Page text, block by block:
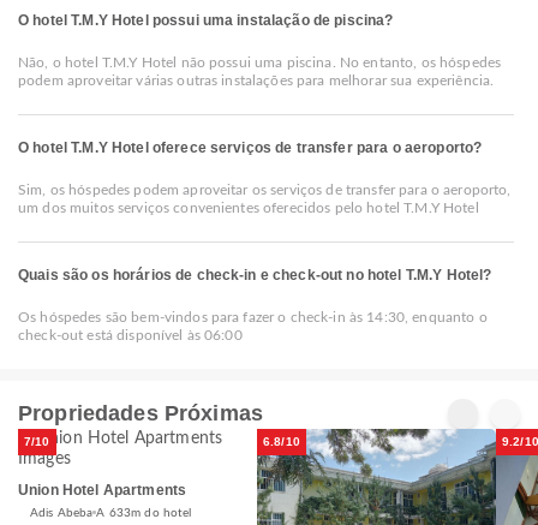
O hotel T.M.Y Hotel possui uma instalação de piscina?
Não, o hotel T.M.Y Hotel não possui uma piscina. No entanto, os hóspedes
podem aproveitar várias outras instalações para melhorar sua experiência.
O hotel T.M.Y Hotel oferece serviços de transfer para o aeroporto?
Sim, os hóspedes podem aproveitar os serviços de transfer para o aeroporto,
um dos muitos serviços convenientes oferecidos pelo hotel T.M.Y Hotel
Quais são os horários de check-in e check-out no hotel T.M.Y Hotel?
Os hóspedes são bem-vindos para fazer o check-in às 14:30, enquanto o
check-out está disponível às 06:00
Propriedades Próximas
7/10
Union Hotel Apartments
Adis Abeba A 633m do hotel
6.8/10 9.2/10